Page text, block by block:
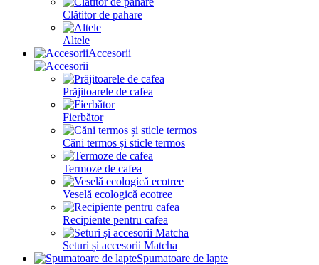
Clătitor de pahare
Altele
Accesorii
Prăjitoarele de cafea
Fierbător
Căni termos și sticle termos
Termoze de cafea
Veselă ecologică ecotree
Recipiente pentru cafea
Seturi și accesorii Matcha
Spumatoare de lapte